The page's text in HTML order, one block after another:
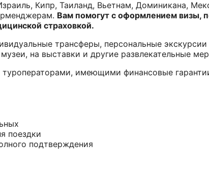
Кипр, Таиланд, Вьетнам, Доминикана,
Вам помогут с оформлением визы,
страховкой.
трансферы, персональные
на выставки и другие развлекательные
имеющими финансовые
поездки
подтверждения